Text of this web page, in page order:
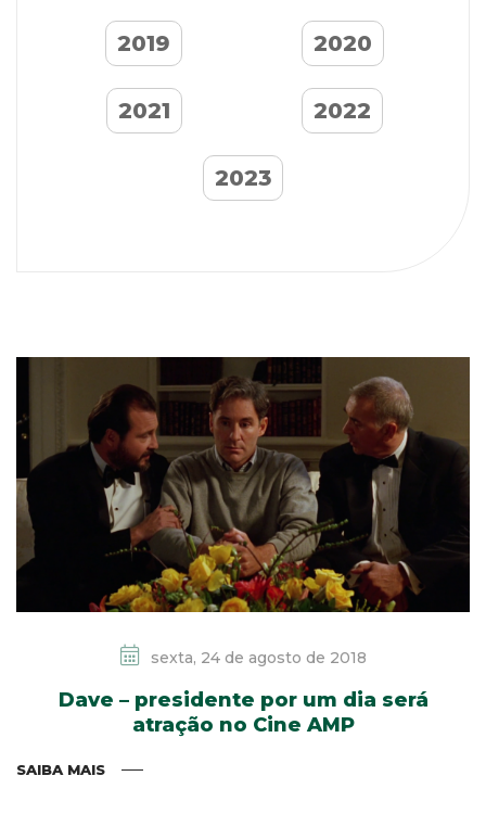
sexta, 24 de agosto de 2018
Dave – presidente por um dia será
atração no Cine AMP
SAIBA MAIS
2019 2020
2021 2022
2023